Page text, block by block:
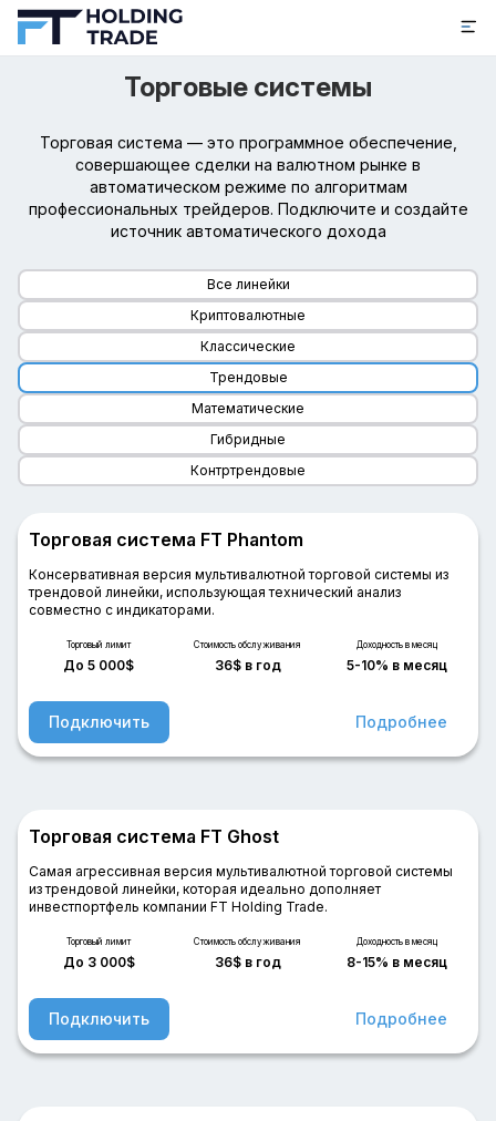
Регистрация
Продукты
Партнёрам
Калькулятор
Акции
Отзывы
Контакты
Помощь
Торговые системы
Торговая система — это программное обеспечение,
совершающее сделки на валютном рынке в
автоматическом режиме по алгоритмам
профессиональных трейдеров. Подключите и создайте
источник автоматического дохода
Все линейки
Криптовалютные
Классические
Трендовые
Математические
Гибридные
Контртрендовые
Торговая система FT Phantom
Консервативная версия мультивалютной торговой системы из
трендовой линейки, использующая технический анализ
совместно с индикаторами.
Торговый лимит
До 5 000$
Стоимость обслуживания
36$ в год
Доходность в месяц
5-10% в месяц
Подключить Подробнее
Торговая система FT Ghost
Самая агрессивная версия мультивалютной торговой системы
из трендовой линейки, которая идеально дополняет
инвестпортфель компании FT Holding Trade.
Торговый лимит
До 3 000$
Стоимость обслуживания
36$ в год
Доходность в месяц
8-15% в месяц
Подключить Подробнее